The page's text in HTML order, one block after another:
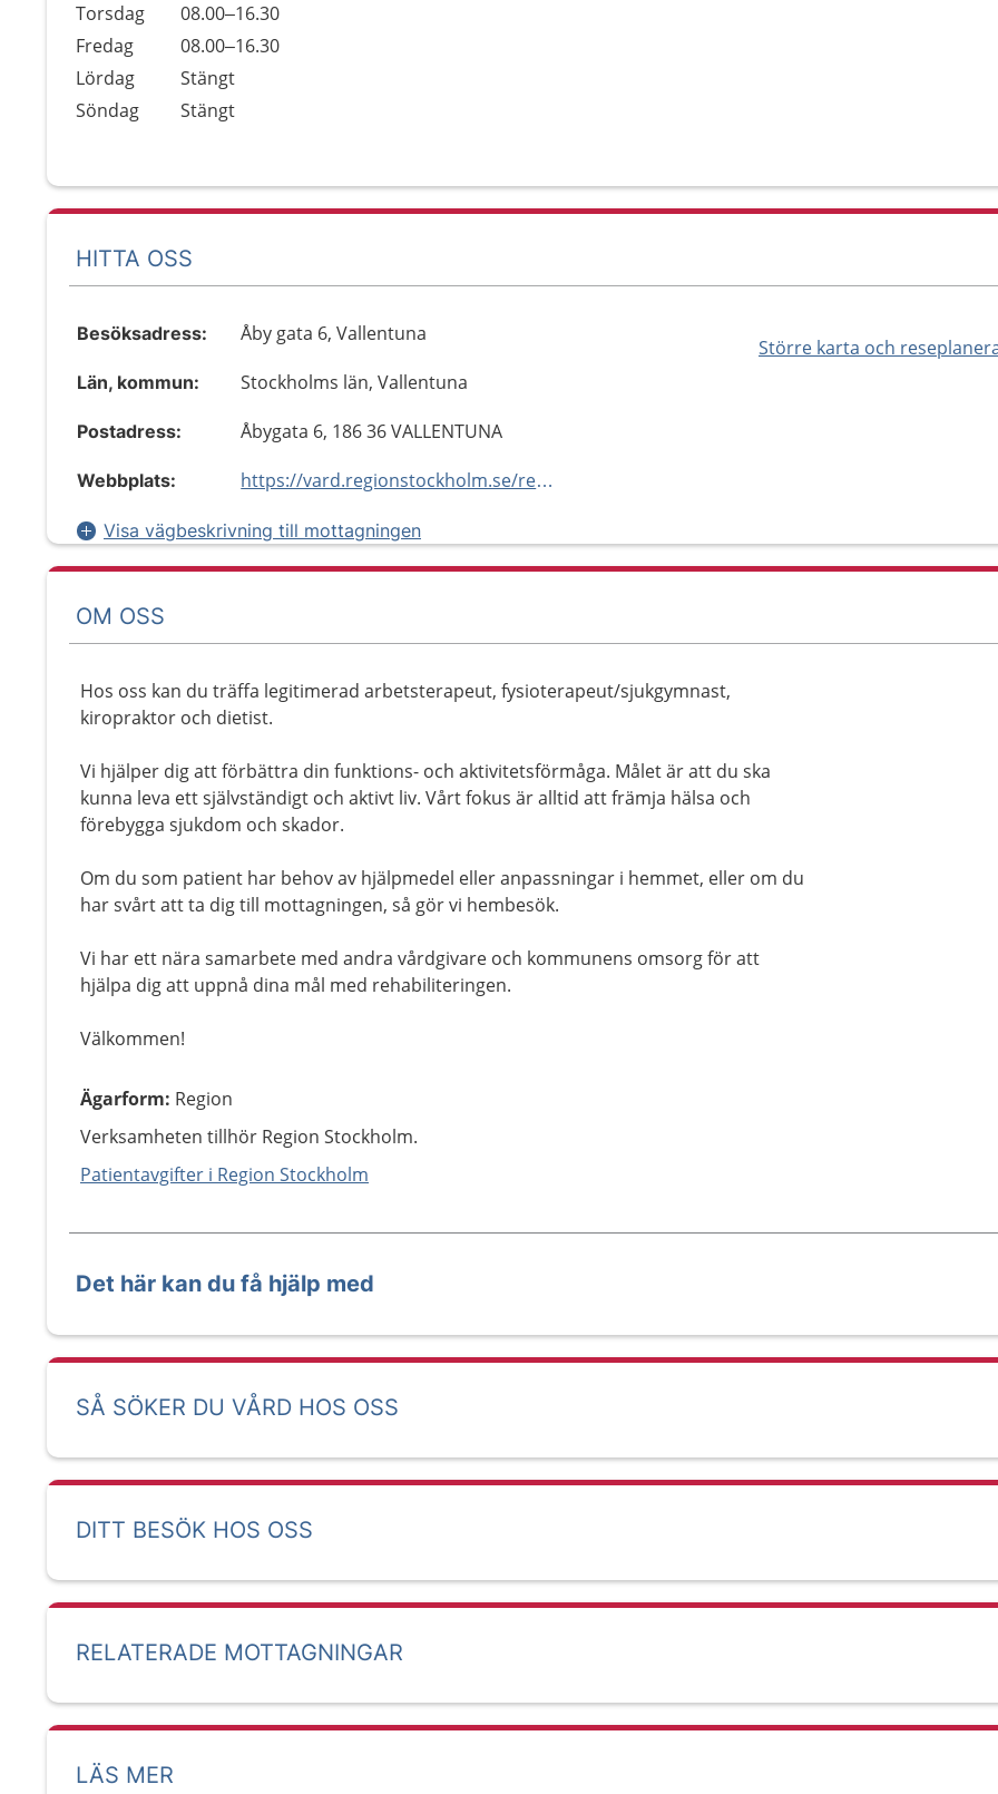
Torsdag
08.00–16.30
Fredag
08.00–16.30
Lördag
Stängt
Söndag
Stängt
HITTA OSS
Större karta och
Besöksadress: Åby gata 6, Vallentuna
Län, kommun: Stockholms län, Vallentuna
Postadress: Åbygata 6, 186 36 VALLENTUNA
Webbplats: https://vard.regionstockholm.se/rehabiliteringsmottagningar/
Visa vägbeskrivning till mottagningen
OM OSS
Hos oss kan du träffa legitimerad arbetsterapeut, fysioterapeut/sjukgymnast,
kiropraktor och dietist.
Vi hjälper dig att förbättra din funktions- och aktivitetsförmåga. Målet är att du ska
kunna leva ett självständigt och aktivt liv. Vårt fokus är alltid att främja hälsa och
förebygga sjukdom och skador.
Om du som patient har behov av hjälpmedel eller anpassningar i hemmet, eller om du
har svårt att ta dig till mottagningen, så gör vi hembesök.
Vi har ett nära samarbete med andra vårdgivare och kommunens omsorg för att
hjälpa dig att uppnå dina mål med rehabiliteringen.
Välkommen!
Ägarform: Region
Verksamheten tillhör Region Stockholm.
Patientavgifter i Region Stockholm
Det här kan du få hjälp med
SÅ SÖKER DU VÅRD HOS OSS
DITT BESÖK HOS OSS
RELATERADE MOTTAGNINGAR
LÄS MER